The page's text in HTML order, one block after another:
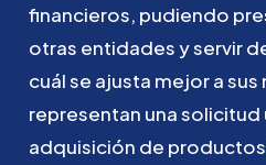
financieros, pudiendo
otras entidadesyservir
cuálse ajusta mejorasus
representan unasolicitud
adquisición de productos